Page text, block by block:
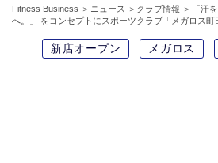
Fitness Business ニュース クラブ情報
「汗
へ。」 をコンセプトにスポーツクラブ「メガロス
新店オープン メガロス